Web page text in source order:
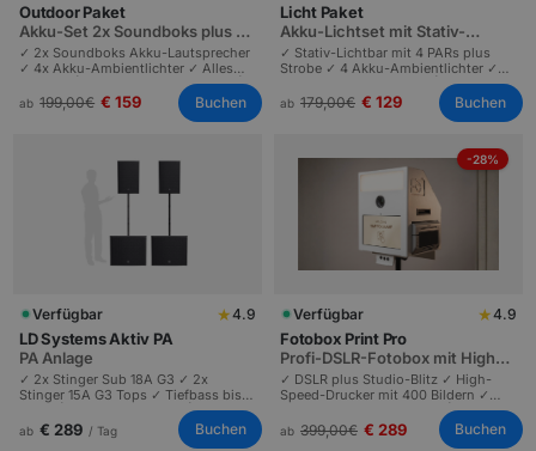
Outdoor Paket
Akku-Set 2x Soundboks plus 4
Akku-Lichter
✓ 2x Soundboks Akku-Lautsprecher
✓ 4x Akku-Ambientlichter ✓ Alles
kabellos | Komplett akkubetrieben |
Gartenfeste und Outdoor bis 80
Personen.
ab 199,00€ € 159 Buchen
Licht Paket
Akku-Lichtset mit Stativ-
Lichtbar plus Ambient
✓ Stativ-Lichtbar mit 4 PARs plus
Strobe ✓ 4 Akku-Ambientlichter ✓
Komplett akkubetrieben | Plug-and-
Play | Partys und Events bis 100
Personen.
ab 179,00€ € 129 Buchen
Verfügbar ★4.9
LD Systems Aktiv PA
PA Anlage
✓ 2x Stinger Sub 18A G3 ✓ 2x
Stinger 15A G3 Tops ✓ Tiefbass bis
35 Hz | Profi-Komplett-PA | Live-
Bands und DJs bis 350 Personen.
ab € 289 / Tag Buchen
-28%
Verfügbar ★4.9
Fotobox Print Pro
Profi-DSLR-Fotobox mit High-
Speed-Drucker, 400 Bilder
✓ DSLR plus Studio-Blitz ✓ High-
Speed-Drucker mit 400 Bildern ✓
Sekundenschnelle Drucke | Profi-
Lösung | Hochzeiten und Messen
mit 100 bis 500 Gästen.
ab 399,00€ € 289 Buchen